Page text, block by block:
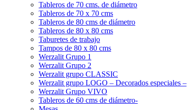
Tableros de 70 cms. de diámetro
Tableros de 70 x 70 cms
Tableros de 80 cms de diámetro
Tableros de 80 x 80 cms
Taburetes de trabajo
Tampos de 80 x 80 cms
Werzalit Grupo 1
Werzalit Grupo 2
Werzalit grupo CLASSIC
Werzalit grupo LOGO – Decorados especiales –
Werzalit Grupo VIVO
Tableros de 60 cms de diámetro-